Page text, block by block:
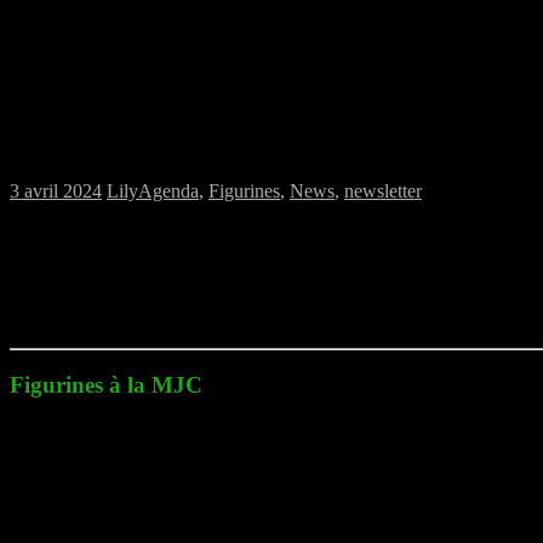
3 avril 2024 LilyAgenda, Figurines, News, newsletter
Figurines à la MJC